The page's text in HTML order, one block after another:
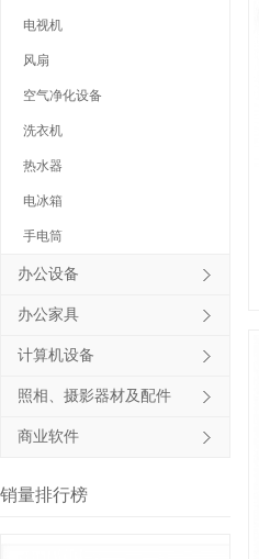
电视机
风扇
空气净化设备
洗衣机
热水器
电冰箱
手电筒
办公设备
办公家具
计算机设备
照相、摄影器材及配件
商业软件
销量排行榜